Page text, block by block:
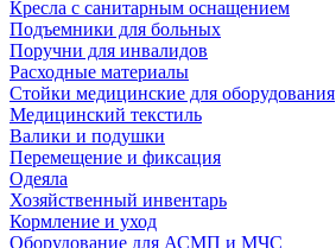
Кресла с санитарным оснащением
Подъемники для больных
Поручни для инвалидов
Расходные материалы
Стойки медицинские для оборудования
Медицинский текстиль
Валики и подушки
Перемещение и фиксация
Одеяла
Хозяйственный инвентарь
Кормление и уход
Оборудование для АСМП и МЧС